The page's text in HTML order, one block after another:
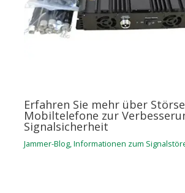
Erfahren Sie mehr über
Mobiltelefone zur
Signalsicherheit
Jammer-Blog,Informationen zum